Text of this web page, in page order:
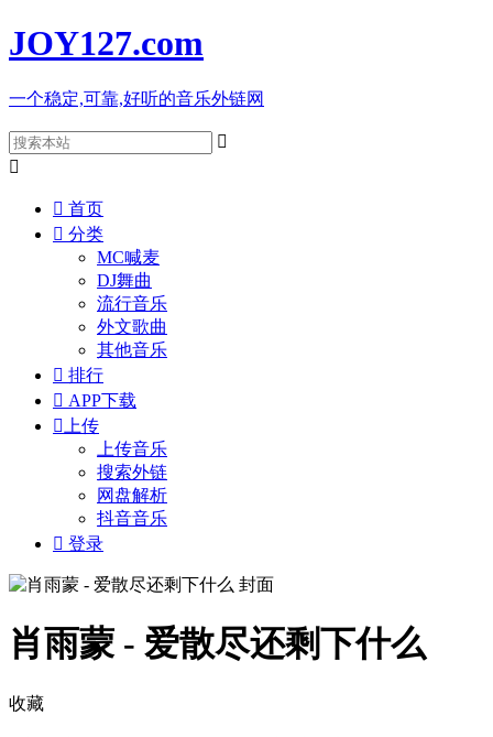
JOY127.com
一个稳定,可靠,好听的音乐外链网


 首页
 分类
MC喊麦
DJ舞曲
流行音乐
外文歌曲
其他音乐
 排行
 APP下载
 上传
上传音乐
搜索外链
网盘解析
抖音音乐
 登录
肖雨蒙 - 爱散尽还剩下什么
收藏